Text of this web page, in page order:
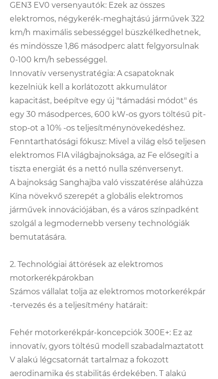
GEN3 EV0 versenyautók: Ezek az összes
elektromos, négykerék-meghajtású járművek 322
km/h maximális sebességgel büszkélkedhetnek,
és mindössze 1,86 másodperc alatt felgyorsulnak
0-100 km/h sebességgel.
Innovatív versenystratégia: A csapatoknak
kezelniük kell a korlátozott akkumulátor
kapacitást, beépítve egy új "támadási módot" és
egy 30 másodperces, 600 kW-os gyors töltésű pit-
stop-ot a 10% -os teljesítménynövekedéshez.
Fenntarthatósági fókusz: Mivel a világ első teljesen
elektromos FIA világbajnoksága, az Fe elősegíti a
tiszta energiát és a nettó nulla szénversenyt.
A bajnokság Sanghajba való visszatérése aláhúzza
Kína növekvő szerepét a globális elektromos
járművek innovációjában, és a város színpadként
szolgál a legmodernebb verseny technológiák
bemutatására.
2. Technológiai áttörések az elektromos
motorkerékpárokban
Számos vállalat tolja az elektromos motorkerékpár
-tervezés és a teljesítmény határait:
Fehér motorkerékpár-koncepciók 300E+: Ez az
innovatív, gyors töltésű modell szabadalmaztatott
V alakú légcsatornát tartalmaz a fokozott
aerodinamika és stabilitás érdekében. T alakú